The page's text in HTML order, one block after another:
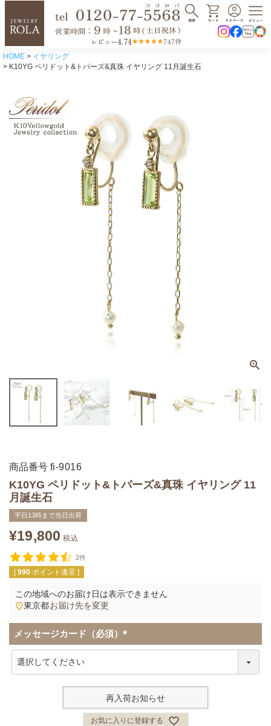
レビュー4.74 747件
HOME
イヤリング
K10YG ペリドット&トパーズ&真珠 イヤリング 11月誕生石
商品番号 fi-9016
K10YG ペリドット&トパーズ&真珠 イヤリング 11
月誕生石
平日13時まで当日出荷
¥19,800 税込
2件
[ 990 ポイント進呈 ]
この地域へのお届け日は表示できません
東京都お届け先を変更
メッセージカード（必須）
(
再入荷お知らせ
お気に入りに登録する